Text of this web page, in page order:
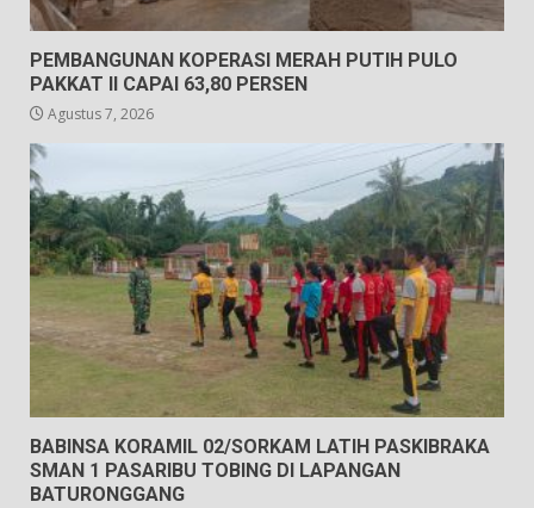
PEMBANGUNAN KOPERASI MERAH PUTIH PULO
PAKKAT II CAPAI 63,80 PERSEN
Agustus 7, 2026
BABINSA KORAMIL 02/SORKAM LATIH PASKIBRAKA
SMAN 1 PASARIBU TOBING DI LAPANGAN
BATURONGGANG